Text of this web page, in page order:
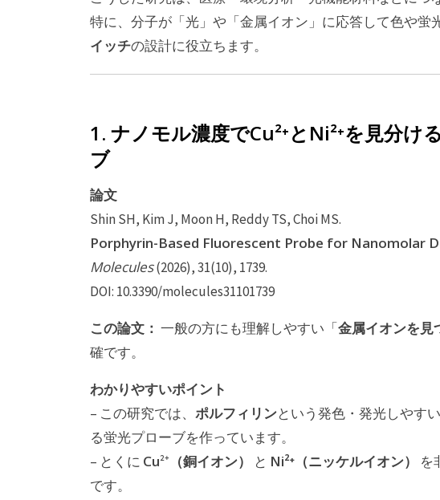
特に、分子が「光」や「金属イオン」に応答して色や蛍
イッチの設計に役立ちます。
1. ナノモル濃度でCu²⁺とNi²⁺を見分け
ブ
論文
Shin SH, Kim J, Moon H, Reddy TS, Choi MS.
Porphyrin-Based Fluorescent Probe for Nanomolar
Molecules(2026), 31(10), 1739.
DOI: 10.3390/molecules31101739
この論文： 一般の方にも理解しやすい「金属イオンを見
確です。
わかりやすいポイント
– この研究では、 ポルフィリンという発色・発光しやす
る蛍光プローブを作っています。
– とくに Cu²⁺ （銅イオン） と Ni²⁺（ニッケルイオン）
を
です。